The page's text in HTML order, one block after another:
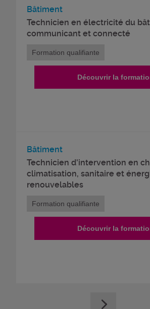
Bâtiment
Technicien en électricité du
communicant et connecté
Formation qualifiante
Découvrir la
Bâtiment
Technicien d'intervention en
climatisation, sanitaire et
renouvelables
Formation qualifiante
Découvrir la